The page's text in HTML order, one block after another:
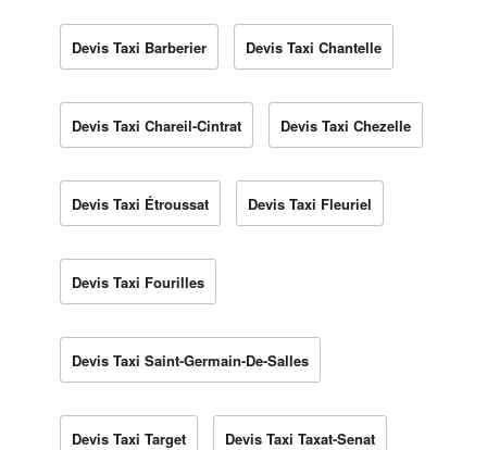
Devis Taxi Barberier Devis Taxi Chantelle
Devis Taxi Chareil-Cintrat Devis Taxi Chezelle
Devis Taxi Étroussat Devis Taxi Fleuriel
Devis Taxi Fourilles
Devis Taxi Saint-Germain-De-Salles
Devis Taxi Target Devis Taxi Taxat-Senat